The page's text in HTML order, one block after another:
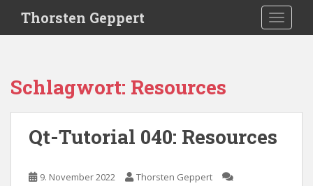
i
Thorsten Geppert
Schlagwort: Resources
Qt-Tutorial 040: Resources
9. November 2022
Thorsten Geppert